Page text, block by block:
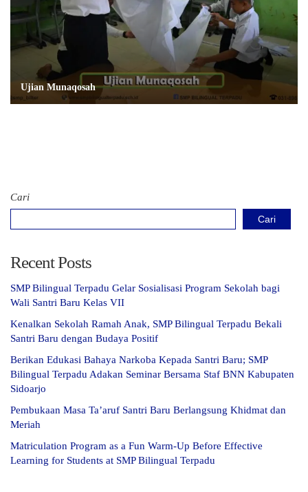
Ujian Munaqosah
Cari
Cari
Recent Posts
SMP Bilingual Terpadu Gelar Sosialisasi Program Sekolah bagi
Wali Santri Baru Kelas VII
Kenalkan Sekolah Ramah Anak, SMP Bilingual Terpadu Bekali
Santri Baru dengan Budaya Positif
Berikan Edukasi Bahaya Narkoba Kepada Santri Baru; SMP
Bilingual Terpadu Adakan Seminar Bersama Staf BNN Kabupaten
Sidoarjo
Pembukaan Masa Ta’aruf Santri Baru Berlangsung Khidmat dan
Meriah
Matriculation Program as a Fun Warm-Up Before Effective
Learning for Students at SMP Bilingual Terpadu